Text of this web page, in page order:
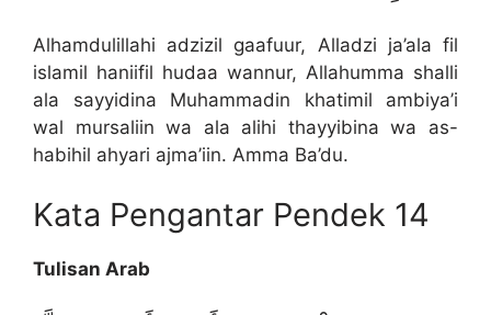
Alhamdulillahi adzizil gaafuur, Alladzi ja’ala fil
islamil haniifil hudaa wannur, Allahumma shalli
ala sayyidina Muhammadin khatimil ambiya’i
wal mursaliin wa ala alihi thayyibina wa as-
habihil ahyari ajma’iin. Amma Ba’du.
Kata Pengantar Pendek 14
Tulisan Arab